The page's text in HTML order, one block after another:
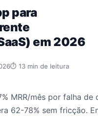
para
em 2026
⏱ 13 min de leitura
MRR/mês por falha
62-78% sem fricção.